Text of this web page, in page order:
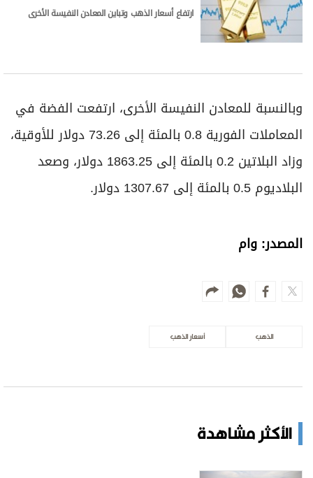
ارتفاع أسعار الذهب وتباين المعادن النفيسة الأخرى
وبالنسبة للمعادن النفيسة الأخرى، ارتفعت الفضة ⁠في
المعاملات الفورية 0.8 بالمئة إلى 73.26 دولار للأوقية،
وزاد البلاتين 0.2 بالمئة ​إلى 1863.25 دولار، وصعد
البلاديوم ⁠0.5 بالمئة إلى 1307.67 دولار.
المصدر: وام
الذهب أسعار الذهب
الأكثر مشاهدة